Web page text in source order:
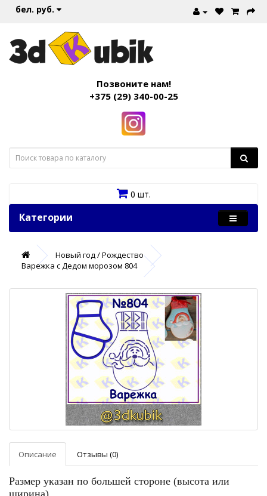
бел. руб.
Позвоните нам!
+375 (29) 340-00-25
0 шт.
Категории
Новый год / Рождество
Варежка с Дедом морозом 804
Описание Отзывы (0)
Размер указан по большей стороне (высота или
ширина).